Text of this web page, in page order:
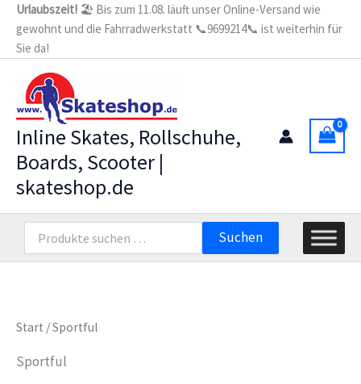
Zum
Inhalt
springen
Urlaubszeit! 🏖️ Bis zum 11.08. läuft unser Online-Versand wie
gewohnt und die Fahrradwerkstatt 📞9699214📞 ist weiterhin für
Sie da!
Inline Skates, Rollschuhe,
Boards, Scooter |
skateshop.de
nach:
Suchen
Start / Sportful
Sportful